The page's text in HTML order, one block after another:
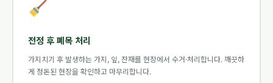
전정 후 폐목 처리
가지치기 후 발생하는 가지, 잎, 잔재를 현장에서 수거·처리합니다. 깨끗하
게 정돈된 현장을 확인하고 마무리합니다.